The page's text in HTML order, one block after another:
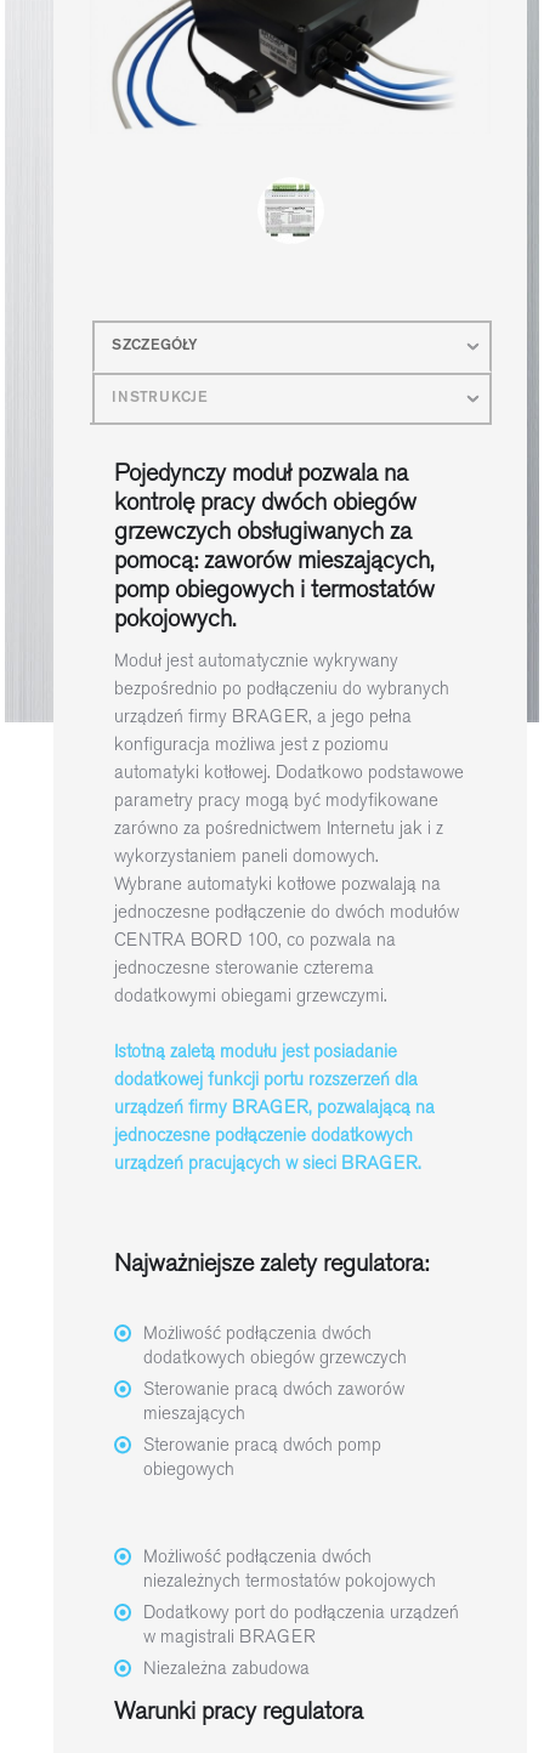
SZCZEGÓŁY
INSTRUKCJE
Pojedynczy moduł pozwala na
kontrolę pracy dwóch obiegów
grzewczych obsługiwanych za
pomocą: zaworów mieszających,
pomp obiegowych i termostatów
pokojowych.
Moduł jest automatycznie wykrywany
bezpośrednio po podłączeniu do wybranych
urządzeń firmy BRAGER, a jego pełna
konfiguracja możliwa jest z poziomu
automatyki kotłowej. Dodatkowo podstawowe
parametry pracy mogą być modyfikowane
zarówno za pośrednictwem Internetu jak i z
wykorzystaniem paneli domowych.
Wybrane automatyki kotłowe pozwalają na
jednoczesne podłączenie do dwóch modułów
CENTRA BORD 100, co pozwala na
jednoczesne sterowanie czterema
dodatkowymi obiegami grzewczymi.
Istotną zaletą modułu jest posiadanie
dodatkowej funkcji portu rozszerzeń dla
urządzeń firmy BRAGER, pozwalającą na
jednoczesne podłączenie dodatkowych
urządzeń pracujących w sieci BRAGER.
Najważniejsze zalety regulatora:
Możliwość podłączenia dwóch
dodatkowych obiegów grzewczych
Sterowanie pracą dwóch zaworów
mieszających
Sterowanie pracą dwóch pomp
obiegowych
Możliwość podłączenia dwóch
niezależnych termostatów pokojowych
Dodatkowy port do podłączenia urządzeń
w magistrali BRAGER
Niezależna zabudowa
Warunki pracy regulatora